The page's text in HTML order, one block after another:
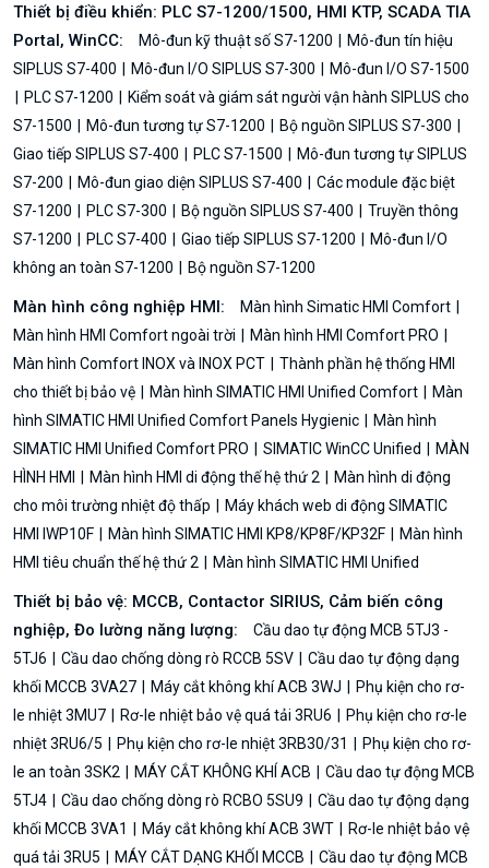
Thiết bị điều khiển: PLC S7-1200/1500, HMI KTP, SCADA TIA
Portal, WinCC:
Mô-đun kỹ thuật số S7-1200
Mô-đun tín hiệu
SIPLUS S7-400
Mô-đun I/O SIPLUS S7-300
Mô-đun I/O S7-1500
PLC S7-1200
Kiểm soát và giám sát người vận hành SIPLUS cho
S7-1500
Mô-đun tương tự S7-1200
Bộ nguồn SIPLUS S7-300
Giao tiếp SIPLUS S7-400
PLC S7-1500
Mô-đun tương tự SIPLUS
S7-200
Mô-đun giao diện SIPLUS S7-400
Các module đặc biệt
S7-1200
PLC S7-300 Bộ nguồn SIPLUS S7-400
Truyền thông
S7-1200
PLC S7-400 Giao tiếp SIPLUS S7-1200
Mô-đun I/O
không an toàn S7-1200
Bộ nguồn S7-1200
Màn hình công nghiệp HMI:
Màn hình Simatic HMI Comfort
Màn hình HMI Comfort ngoài trời
Màn hình HMI Comfort PRO
Màn hình Comfort INOX và INOX PCT
Thành phần hệ thống HMI
cho thiết bị bảo vệ
Màn hình SIMATIC HMI Unified Comfort
Màn
hình SIMATIC HMI Unified Comfort Panels Hygienic
Màn hình
SIMATIC HMI Unified Comfort PRO
SIMATIC WinCC Unified
MÀN
HÌNH HMI
Màn hình HMI di động thế hệ thứ 2
Màn hình di động
cho môi trường nhiệt độ thấp
Máy khách web di động SIMATIC
HMI IWP10F
Màn hình SIMATIC HMI KP8/KP8F/KP32F
Màn hình
HMI tiêu chuẩn thế hệ thứ 2
Màn hình SIMATIC HMI Unified
Thiết bị bảo vệ: MCCB, Contactor SIRIUS, Cảm biến công
nghiệp, Đo lường năng lượng:
Cầu dao tự động MCB 5TJ3 -
5TJ6
Cầu dao chống dòng rò RCCB 5SV
Cầu dao tự động dạng
khối MCCB 3VA27
Máy cắt không khí ACB 3WJ
Phụ kiện cho rơ-
le nhiệt 3MU7
Rơ-le nhiệt bảo vệ quá tải 3RU6
Phụ kiện cho rơ-le
nhiệt 3RU6/5
Phụ kiện cho rơ-le nhiệt 3RB30/31
Phụ kiện cho rơ-
le an toàn 3SK2
MÁY CẮT KHÔNG KHÍ ACB
Cầu dao tự động MCB
5TJ4
Cầu dao chống dòng rò RCBO 5SU9
Cầu dao tự động dạng
khối MCCB 3VA1
Máy cắt không khí ACB 3WT
Rơ-le nhiệt bảo vệ
quá tải 3RU5
MÁY CẮT DẠNG KHỐI MCCB
Cầu dao tự động MCB